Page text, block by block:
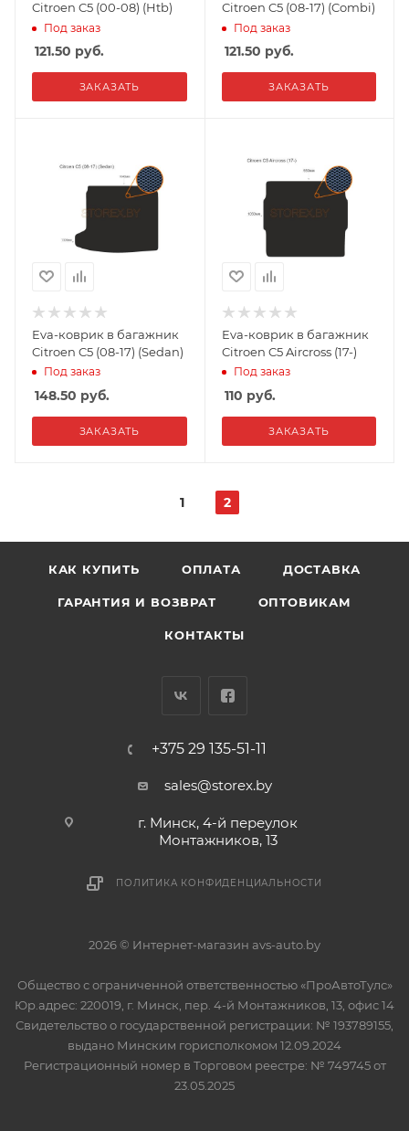
Citroen C5 (00-08) (Htb)
Под заказ
121.50 руб.
ЗАКАЗАТЬ
Citroen C5 (08-17) (Combi)
Под заказ
121.50 руб.
ЗАКАЗАТЬ
Eva-коврик в багажник
Citroen C5 (08-17) (Sedan)
Под заказ
148.50 руб.
ЗАКАЗАТЬ
Eva-коврик в багажник
Citroen C5 Aircross (17-)
Под заказ
110 руб.
ЗАКАЗАТЬ
1 2
КАК КУПИТЬ ОПЛАТА ДОСТАВКА
ГАРАНТИЯ И ВОЗВРАТ ОПТОВИКАМ
КОНТАКТЫ
+375 29 135-51-11
sales@storex.by
г. Минск, 4-й переулок
Монтажников, 13
ПОЛИТИКА КОНФИДЕНЦИАЛЬНОСТИ
2026 © Интернет-магазин avs-auto.by
Общество с ограниченной ответственностью «ПроАвтоТулс»
Юр.адрес: 220019, г. Минск, пер. 4-й Монтажников, 13, офис 14
Свидетельство о государственной регистрации: № 193789155,
выдано Минским горисполкомом 12.09.2024
Регистрационный номер в Торговом реестре: № 749745 от
23.05.2025